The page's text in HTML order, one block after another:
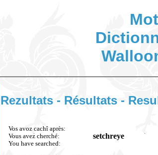
Rezultats - Résultats -
Vos avoz cachî après:
Vous avez cherché:
You have searched:
setchreye